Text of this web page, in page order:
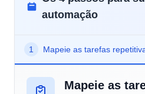
automação
1 Mapeie as tarefas
Mapeie as